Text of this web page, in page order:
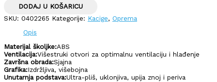
DODAJ U KOŠARICU
SKU: 0402265 Kategorije: Kacige, Oprema
Opis
Materijal školjke:ABS
Ventilacija:Višestruki otvori za optimalnu ventilaciju i hlađenje
Završna obrada:Sjajna
Grafika:Izdržljiva, višebojna
Unutarnja podstava:Ultra-pliš, uklonjiva, upija znoj i periva